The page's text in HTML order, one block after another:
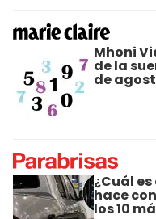
Mhoni
de la
de
¿Cuál
hace
los 10